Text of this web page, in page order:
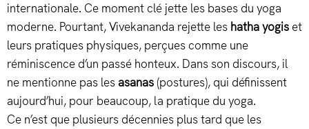
internationale. Ce moment clé jette les bases du yoga
moderne. Pourtant, Vivekananda rejette les hatha yogis et
leurs pratiques physiques, perçues comme une
réminiscence d’un passé honteux. Dans son discours, il
ne mentionne pas les asanas (postures), qui définissent
aujourd’hui, pour beaucoup, la pratique du yoga.
Ce n’est que plusieurs décennies plus tard que les